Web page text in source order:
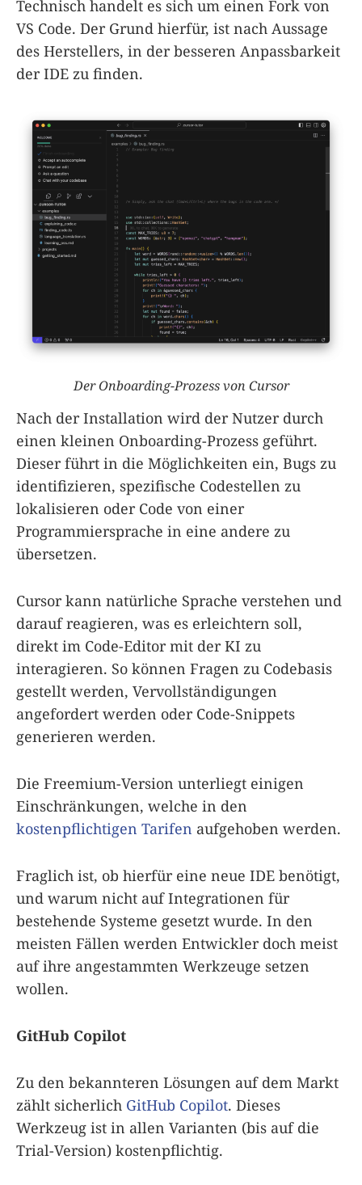
Technisch handelt es sich um einen Fork von
VS Code. Der Grund hierfür, ist nach Aussage
des Herstellers, in der besseren Anpassbarkeit
der IDE zu finden.
Der Onboarding-Prozess von Cursor
Nach der Installation wird der Nutzer durch
einen kleinen Onboarding-Prozess geführt.
Dieser führt in die Möglichkeiten ein, Bugs zu
identifizieren, spezifische Codestellen zu
lokalisieren oder Code von einer
Programmiersprache in eine andere zu
übersetzen.
Cursor kann natürliche Sprache verstehen und
darauf reagieren, was es erleichtern soll,
direkt im Code-Editor mit der KI zu
interagieren. So können Fragen zu Codebasis
gestellt werden, Vervollständigungen
angefordert werden oder Code-Snippets
generieren werden.
Die Freemium-Version unterliegt einigen
Einschränkungen, welche in den
kostenpflichtigen Tarifen aufgehoben werden.
Fraglich ist, ob hierfür eine neue IDE benötigt,
und warum nicht auf Integrationen für
bestehende Systeme gesetzt wurde. In den
meisten Fällen werden Entwickler doch meist
auf ihre angestammten Werkzeuge setzen
wollen.
GitHub Copilot
Zu den bekannteren Lösungen auf dem Markt
zählt sicherlich GitHub Copilot. Dieses
Werkzeug ist in allen Varianten (bis auf die
Trial-Version) kostenpflichtig.